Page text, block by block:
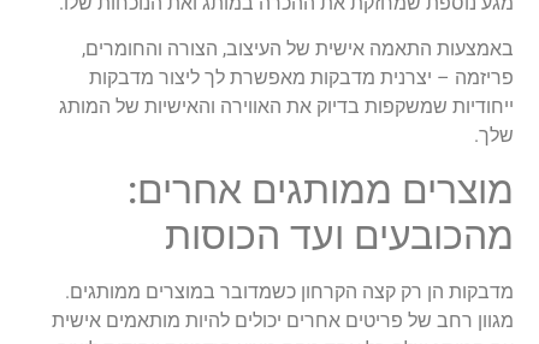
באמצעות התאמה אישית של העיצוב, הצורה והחומרים,
פריזמה – יצרנית מדבקות מאפשרת לך ליצור מדבקות
ייחודיות שמשקפות בדיוק את האווירה והאישיות של המותג
שלך.
מוצרים ממותגים אחרים:
מהכובעים ועד הכוסות
מדבקות הן רק קצה הקרחון כשמדובר במוצרים ממותגים.
מגוון רחב של פריטים אחרים יכולים להיות מותאמים אישית